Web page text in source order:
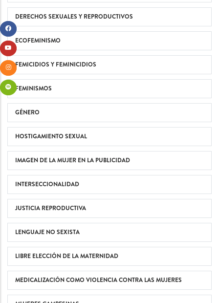
DERECHOS SEXUALES Y REPRODUCTIVOS
ECOFEMINISMO
FEMICIDIOS Y FEMINICIDIOS
FEMINISMOS
GÉNERO
HOSTIGAMIENTO SEXUAL
IMAGEN DE LA MUJER EN LA PUBLICIDAD
INTERSECCIONALIDAD
JUSTICIA REPRODUCTIVA
LENGUAJE NO SEXISTA
LIBRE ELECCIÓN DE LA MATERNIDAD
MEDICALIZACIÓN COMO VIOLENCIA CONTRA LAS MUJERES